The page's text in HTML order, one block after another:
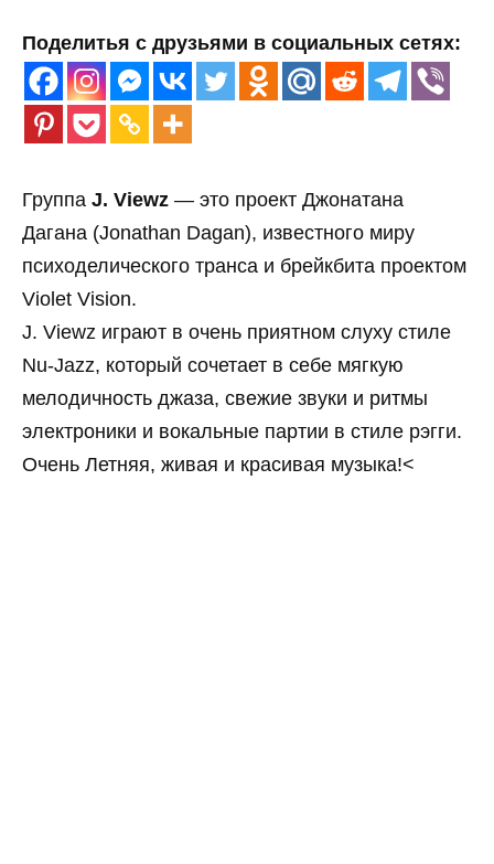
Поделитья с друзьями в социальных сетях:
Группа J. Viewz — это проект Джонатана
Дагана (Jonathan Dagan), известного миру
психоделического транса и брейкбита проектом
Violet Vision.
J. Viewz играют в очень приятном слуху стиле
Nu-Jazz, который сочетает в себе мягкую
мелодичность джаза, свежие звуки и ритмы
электроники и вокальные партии в стиле рэгги.
Очень Летняя, живая и красивая музыка!<